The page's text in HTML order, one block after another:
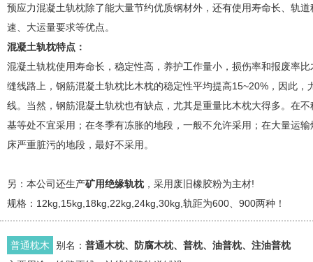
预应力混凝土轨枕除了能大量节约优质钢材外，还有使用寿命长、轨
速、大运量要求等优点。
混凝土轨枕特点：
混凝土轨枕使用寿命长，稳定性高，养护工作量小，损伤率和报废率
缝线路上，钢筋混凝土轨枕比木枕的稳定性平均提高15~20%，因此，
线。当然，钢筋混凝土轨枕也有缺点，尤其是重量比木枕大得多。在
基等处不宜采用；在冬季有冻胀的地段，一般不允许采用；在大量运
床严重脏污的地段，最好不采用。
另：本公司还生产矿用绝缘轨枕，采用废旧橡胶粉为主材!
规格：12kg,15kg,18kg,22kg,24kg,30kg,轨距为600、900两种！
普通枕木 别名： 普通木枕、防腐木枕、普枕、油普枕、注油普枕